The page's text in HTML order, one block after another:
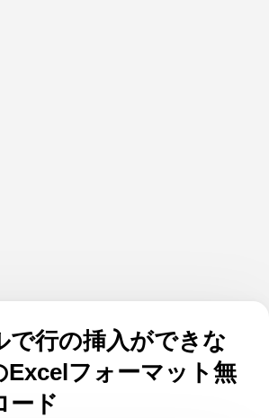
で行の挿入ができな
Excelフォーマット無
ード